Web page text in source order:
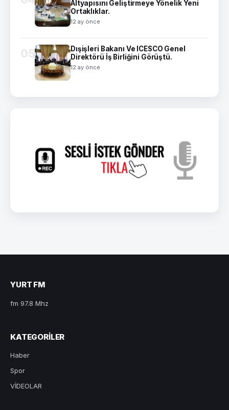
Altyapısını Geliştirmeye Yönelik Yeni
Ortaklıklar.
12 ay önce
05
Dışişleri Bakanı Ve ICESCO Genel
Direktörü İş Birliğini Görüştü.
12 ay önce
YURT FM
fm 97.8 Mhz
KATEGORILER
Haber
Spor
VİDEOLAR